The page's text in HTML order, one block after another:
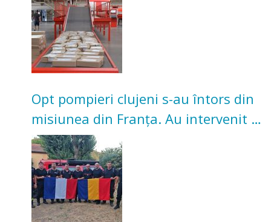
Opt pompieri clujeni s-au întors din
misiunea din Franța. Au intervenit la
incendii de vegetație și pădure